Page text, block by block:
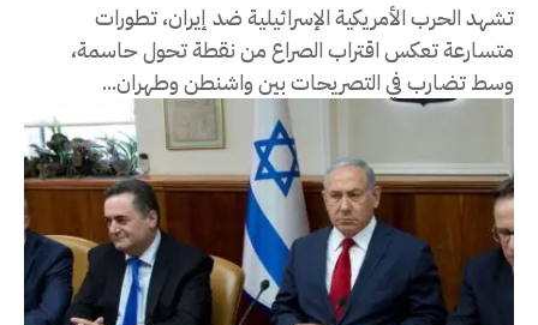
تشهد الحرب الأمريكية الإسرائيلية ضد إيران، تطورات
متسارعة تعكس اقتراب الصراع من نقطة تحول حاسمة،
وسط تضارب في التصريحات بين واشنطن وطهران...